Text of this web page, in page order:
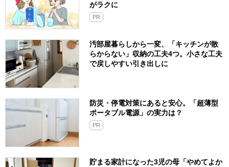
がラクに
PR
汚部屋暮らしから一変、「キッチンが散
らからない」収納の工夫4つ。小さな工夫
で戻しやすい引き出しに
防災・停電対策にあると安心。「超薄型
ポータブル電源」の実力は？​
PR
貯まる家計になった3児の母「やめてよか